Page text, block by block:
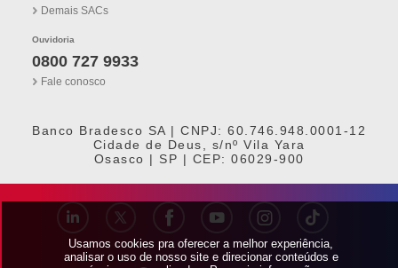
Usamos cookies pra oferecer a melhor experiência,
analisar o uso de nosso site e direcionar conteúdos e
Demais SACs
Ouvidoria
0800 727 9933
Fale conosco
Banco Bradesco SA | CNPJ: 60.746.948.0001-12
Cidade de Deus, s/nº Vila Yara
Osasco | SP | CEP: 06029-900